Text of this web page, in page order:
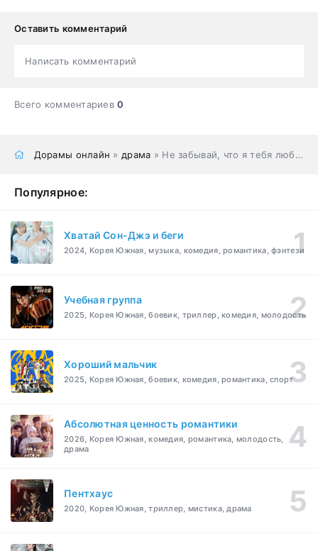
Оставить комментарий
Написать комментарий
Всего комментариев0
Дорамы онлайн » драма » Не забывай, что я тебя люблю
Популярное:
Хватай Сон-Джэ и беги
2024, Корея Южная, музыка, комедия, романтика, фэнтези
Учебная группа
2025, Корея Южная, боевик, триллер, комедия, молодость
Хороший мальчик
2025, Корея Южная, боевик, комедия, романтика, спорт
Абсолютная ценность романтики
2026, Корея Южная, комедия, романтика, молодость,
драма
Пентхаус
2020, Корея Южная, триллер, мистика, драма